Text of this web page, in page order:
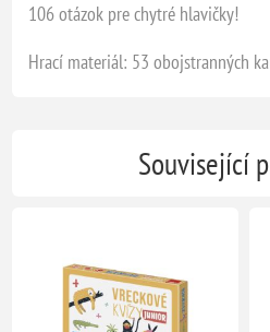
106 otázok pre chytré hlavičky!
Hrací materiál: 53 obojstranných
Související